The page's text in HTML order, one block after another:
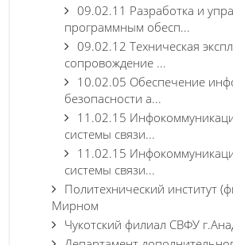
09.02.11 Разработка и
программным обесп...
09.02.12 Техническая
сопровождение ...
10.02.05 Обеспечение
безопасности а...
11.02.15
системы связи...
11.02.15
системы связи...
Политехнический институт
Мирном
Чукотский филиал СВФУ